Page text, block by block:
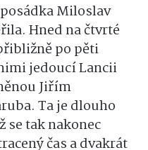
Miloslav
Hned na čtvrté
po pěti
jedoucí Lancii
Jiřím
Ta je dlouho
se tak nakonec
čas a dvakrát